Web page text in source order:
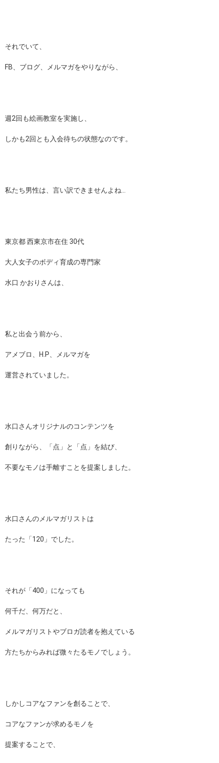
それでいて、
FB、ブログ、メルマガをやりながら、
週2回も絵画教室を実施し、
しかも2回とも入会待ちの状態なのです。
私たち男性は、言い訳できませんよね…
東京都 西東京市在住 30代
大人女子のボディ育成の専門家
水口 かおりさんは、
私と出会う前から、
アメブロ、H.P、メルマガを
運営されていました。
水口さんオリジナルのコンテンツを
創りながら、「点」と「点」を結び、
不要なモノは手離すことを提案しました。
水口さんのメルマガリストは
たった「120」でした。
それが「400」になっても
何千だ、何万だと、
メルマガリストやブロガ読者を抱えている
方たちからみれば微々たるモノでしょう。
しかしコアなファンを創ることで、
コアなファンが求めるモノを
提案することで、